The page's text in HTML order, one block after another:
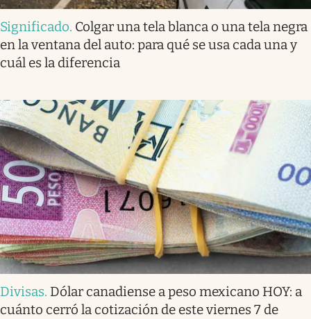
Significado. Colgar una tela blanca o una tela negra
en la ventana del auto: para qué se usa cada una y
cuál es la diferencia
Divisas. Dólar canadiense a peso mexicano HOY: a
cuánto cerró la cotización de este viernes 7 de